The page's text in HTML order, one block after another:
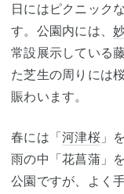
日にはピクニック
す。公園内には、
常設展示している
た芝生の周りには
賑わいます。
春には「河津桜」
雨の中「花菖蒲」
公園ですが、よく